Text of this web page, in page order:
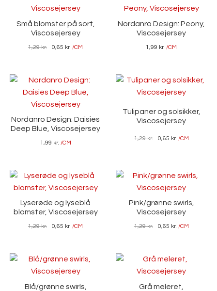
Små blomster på sort,
Viscosejersey
1,29kr. 0,65 kr. /CM
Nordanro Design: Peony,
Viscosejersey
1,99 kr. /CM
Nordanro Design: Daisies
Deep Blue, Viscosejersey
1,99 kr. /CM
Tulipaner og solsikker,
Viscosejersey
1,29kr. 0,65 kr. /CM
Lyserøde og lyseblå
blomster, Viscosejersey
1,29kr. 0,65 kr. /CM
Pink/grønne swirls,
Viscosejersey
1,29kr. 0,65 kr. /CM
Blå/grønne swirls,
Grå meleret,